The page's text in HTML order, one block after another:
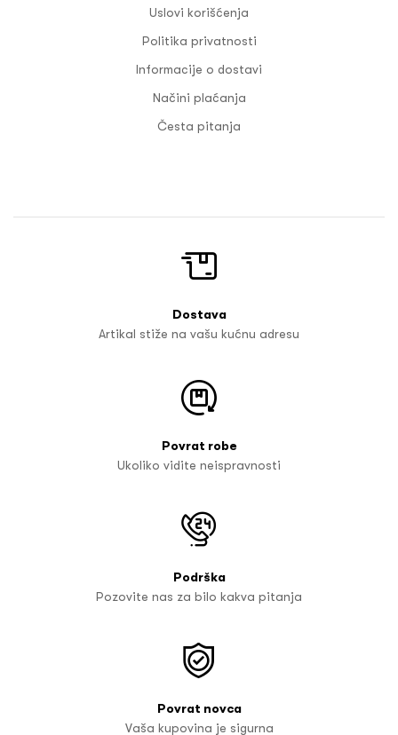
Uslovi korišćenja
Politika privatnosti
Informacije o dostavi
Načini plaćanja
Česta pitanja
Dostava
Artikal stiže na vašu kućnu adresu
Povrat robe
Ukoliko vidite neispravnosti
Podrška
Pozovite nas za bilo kakva pitanja
Povrat novca
Vaša kupovina je sigurna